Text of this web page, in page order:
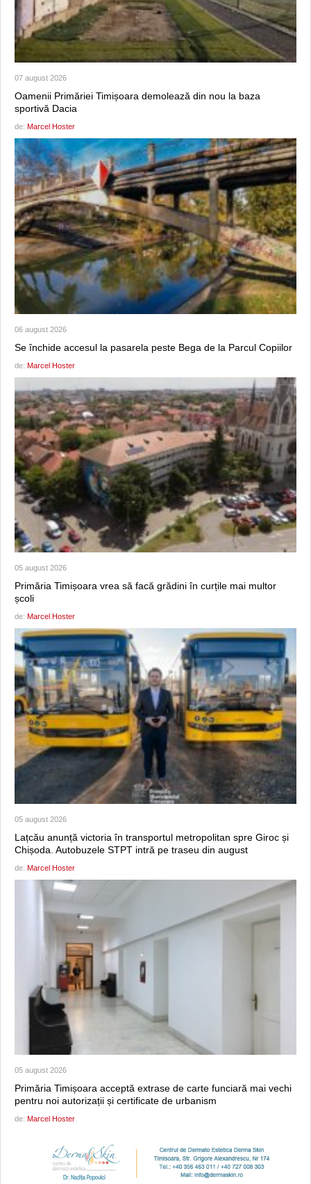
07 august 2026
Oamenii Primăriei Timișoara demolează din nou la baza
sportivă Dacia
de: Marcel Hoster
06 august 2026
Se închide accesul la pasarela peste Bega de la Parcul Copiilor
de: Marcel Hoster
05 august 2026
Primăria Timișoara vrea să facă grădini în curțile mai multor
școli
de: Marcel Hoster
05 august 2026
Lațcău anunță victoria în transportul metropolitan spre Giroc și
Chișoda. Autobuzele STPT intră pe traseu din august
de: Marcel Hoster
05 august 2026
Primăria Timișoara acceptă extrase de carte funciară mai vechi
pentru noi autorizații și certificate de urbanism
de: Marcel Hoster